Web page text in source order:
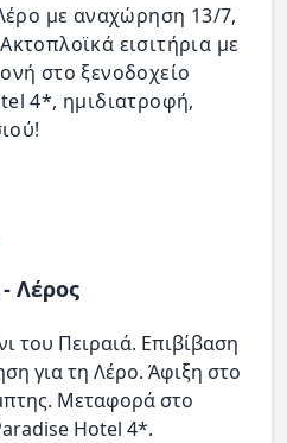
με αναχώρηση 13/7,
εισιτήρια με
στο ξενοδοχείο
4*, ημιδιατροφή,
Λέρος
του Πειραιά. Επιβίβαση
για τη Λέρο. Άφιξη στο
Μεταφορά στο
Hotel 4*.